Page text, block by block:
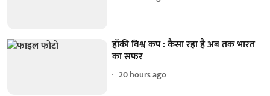
हॉकी विश्व कप : कैसा रहा है अब तक भारत
का सफर
20 hours ago